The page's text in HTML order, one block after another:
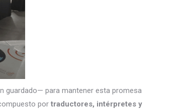
guardado— para mantener esta promesa
por traductores, intérpretes y